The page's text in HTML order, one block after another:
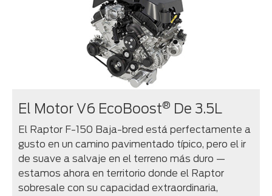
El Motor V6 EcoBoost® De 3.5L
El Raptor F-150 Baja-bred está perfectamente a
gusto en un camino pavimentado típico, pero el ir
de suave a salvaje en el terreno más duro —
estamos ahora en territorio donde el Raptor
sobresale con su capacidad extraordinaria,